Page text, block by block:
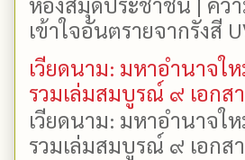
เข้าใจอันตรายจากรังสี
เวียดนาม: มหาอำนาจใ
รวมเล่มสมบูรณ์ ๙ เอกส
เวียดนาม: มหาอำนาจใ
รวมเล่มสมบูรณ์ ๙ เอกส